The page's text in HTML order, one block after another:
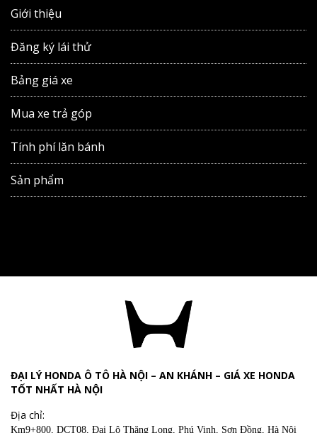
Giới thiệu
Đăng ký lái thử
Bảng giá xe
Mua xe trả góp
Tính phí lăn bánh
Sản phẩm
ĐẠI LÝ HONDA Ô TÔ HÀ NỘI – AN KHÁNH – GIÁ XE HONDA
TỐT NHẤT HÀ NỘI
Địa chỉ:
Km9+800, DCT08, Đại Lộ Thăng Long, Phú Vinh, Sơn Đồng, Hà Nội